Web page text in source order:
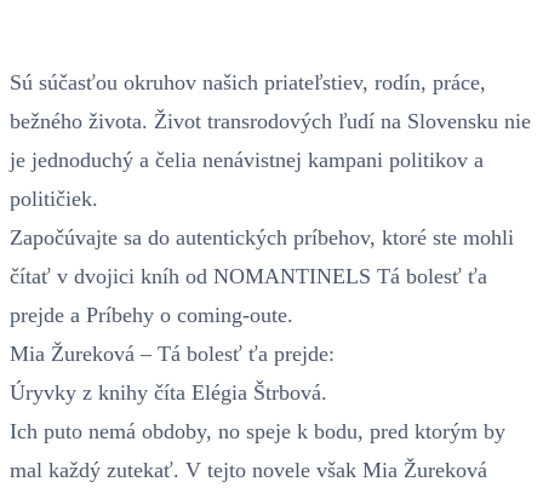
Sú súčasťou okruhov našich priateľstiev, rodín, práce,
bežného života. Život transrodových ľudí na Slovensku nie
je jednoduchý a čelia nenávistnej kampani politikov a
političiek.
Započúvajte sa do autentických príbehov, ktoré ste mohli
čítať v dvojici kníh od NOMANTINELS Tá bolesť ťa
prejde a Príbehy o coming-oute.
Mia Žureková – Tá bolesť ťa prejde:
Úryvky z knihy číta Elégia Štrbová.
Ich puto nemá obdoby, no speje k bodu, pred ktorým by
mal každý zutekať. V tejto novele však Mia Žureková